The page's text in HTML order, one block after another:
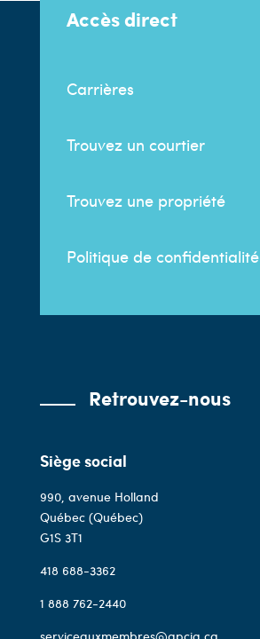
Accès direct
Carrières
Trouvez un courtier
Trouvez une propriété
Politique de confidentialité
Retrouvez-nous
Siège social
990, avenue Holland
Québec (Québec)
G1S 3T1
418 688-3362
1 888 762-2440